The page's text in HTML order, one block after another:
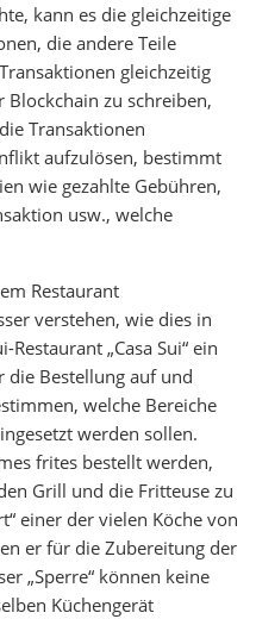
kann es die gleichzeitige
die andere Teile
gleichzeitig
Blockchain zu schreiben,
Transaktionen
aufzulösen, bestimmt
wie gezahlte Gebühren,
usw., welche
Restaurant
verstehen, wie dies in
„Casa Sui“ ein
die Bestellung auf und
welche Bereiche
werden sollen.
frites bestellt werden,
Grill und die Fritteuse zu
einer der vielen Köche von
er für die Zubereitung der
„Sperre“ können keine
Küchengerät